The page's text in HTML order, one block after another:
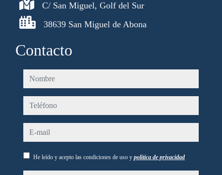
C/ San Miguel, Golf del Sur
38639 San Miguel de Abona
Contacto
nombre
teléfono
e-mail
He leído y acepto las condiciones de uso y política de privacidad